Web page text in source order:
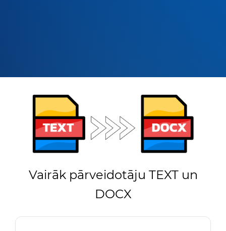
Vairāk pārveidotāju TEXT un
DOCX